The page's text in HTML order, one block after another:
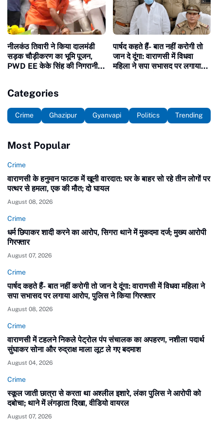
नीलकंठ तिवारी ने किया दालमंडी
सड़क चौड़ीकरण का भूमि पूजन,
PWD EE केके सिंह की निगरानी में
पार्षद कहते हैं- बात नहीं करोगी तो
जान दे दूंगा: वाराणसी में विधवा
महिला ने सपा सभासद पर लगाया
Categories
Crime Ghazipur Gyanvapi Politics Trending
Most Popular
Crime
वाराणसी के हनुमान फाटक में खूनी वारदात: घर के बाहर सो रहे तीन लोगों पर
पत्थर से हमला, एक की मौत; दो घायल
August 08, 2026
Crime
धर्म छिपाकर शादी करने का आरोप, सिगरा थाने में मुकदमा दर्ज; मुख्य आरोपी
गिरफ्तार
August 07, 2026
Crime
पार्षद कहते हैं- बात नहीं करोगी तो जान दे दूंगा: वाराणसी में विधवा महिला ने
सपा सभासद पर लगाया आरोप, पुलिस ने किया गिरफ्तार
August 08, 2026
Crime
वाराणसी में टहलने निकले पेट्रोल पंप संचालक का अपहरण, नशीला पदार्थ
सुंघाकर सोना और रुद्राक्ष माला लूट ले गए बदमाश
August 04, 2026
Crime
स्कूल जाती छात्रा से करता था अश्लील इशारे, लंका पुलिस ने आरोपी को
दबोचा; थाने में लंगड़ाता दिखा, वीडियो वायरल
August 07, 2026